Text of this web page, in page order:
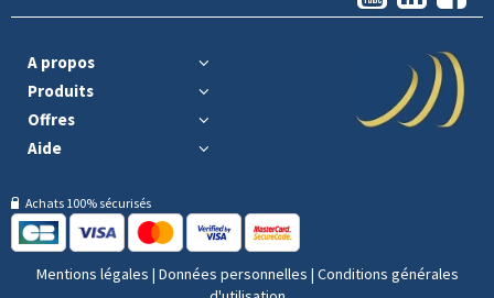
A propos
Produits
Offres
Aide
Achats 100% sécurisés
Mentions légales | Données personnelles | Conditions générales